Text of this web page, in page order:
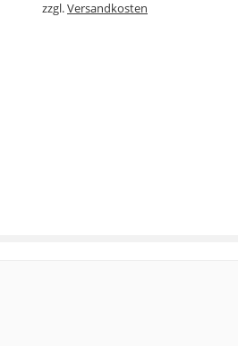
zzgl.Versandkosten